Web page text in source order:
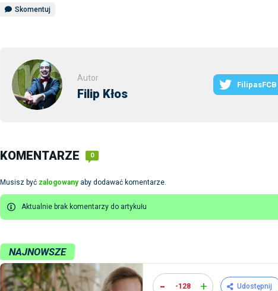
Skomentuj
Autor
Filip Kłos
FilipasFCB
KOMENTARZE 0
Musisz być zalogowanyaby dodawać komentarze.
Aktualnie brak komentarzy do artykułu
NAJNOWSZE
- -128 + Udostępnij